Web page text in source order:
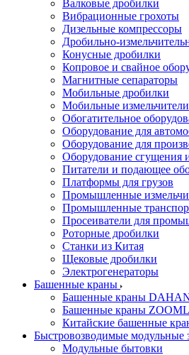
Валковые дробилки
Вибрационные грохоты
Дизельные компрессоры
Дробильно-
Конусные дробилки
Копровое и свайное
Магнитные сепараторы
Мобильные дробилки
Мобильные измельчители
Обогатительное
Оборудование для
Оборудование для
Оборудование сгущения
Питатели и подающее
Платформы для грузов
Промышленные
Промышленные
Просеиватели для
Роторные дробилки
Станки из Китая
Щековые дробилки
Электрогенераторы
Башенные краны
Башенные краны
Башенные краны
Китайские башенные
Быстровозводимые модульные
Модульные бытовки